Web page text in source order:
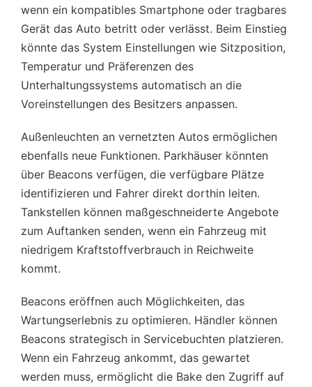
wenn ein kompatibles Smartphone oder tragbares
Gerät das Auto betritt oder verlässt. Beim Einstieg
könnte das System Einstellungen wie Sitzposition,
Temperatur und Präferenzen des
Unterhaltungssystems automatisch an die
Voreinstellungen des Besitzers anpassen.
Außenleuchten an vernetzten Autos ermöglichen
ebenfalls neue Funktionen. Parkhäuser könnten
über Beacons verfügen, die verfügbare Plätze
identifizieren und Fahrer direkt dorthin leiten.
Tankstellen können maßgeschneiderte Angebote
zum Auftanken senden, wenn ein Fahrzeug mit
niedrigem Kraftstoffverbrauch in Reichweite
kommt.
Beacons eröffnen auch Möglichkeiten, das
Wartungserlebnis zu optimieren. Händler können
Beacons strategisch in Servicebuchten platzieren.
Wenn ein Fahrzeug ankommt, das gewartet
werden muss, ermöglicht die Bake den Zugriff auf